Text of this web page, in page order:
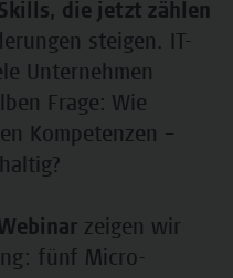
die jetzt zählen
steigen. IT-
Unternehmen
Frage: Wie
Kompetenzen –
zeigen wir
fünf Micro-